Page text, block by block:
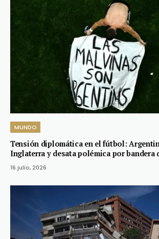
MUNDO
Tensión diplomática en el fútbol:
Inglaterra y desata polémica por bandera
16 julio, 2026